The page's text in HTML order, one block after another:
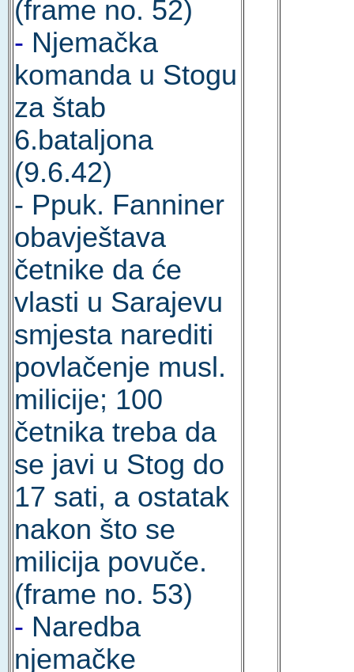
(frame no. 52)
- Njemačka
komanda u Stogu
za štab
6.bataljona
(9.6.42)
- Ppuk. Fanniner
obavještava
četnike da će
vlasti u Sarajevu
smjesta narediti
povlačenje musl.
milicije; 100
četnika treba da
se javi u Stog do
17 sati, a ostatak
nakon što se
milicija povuče.
(frame no. 53)
- Naredba
njemačke